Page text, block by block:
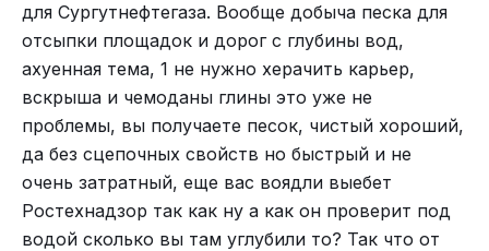
для Сургутнефтегаза. Вообще добыча песка для
отсыпки площадок и дорог с глубины вод,
ахуенная тема, 1 не нужно херачить карьер,
вскрыша и чемоданы глины это уже не
проблемы, вы получаете песок, чистый хороший,
да без сцепочных свойств но быстрый и не
очень затратный, еще вас воядли выебет
Ростехнадзор так как ну а как он проверит под
водой сколько вы там углубили то? Так что от